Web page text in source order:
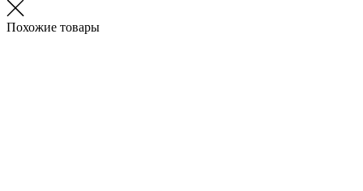
Похожие товары